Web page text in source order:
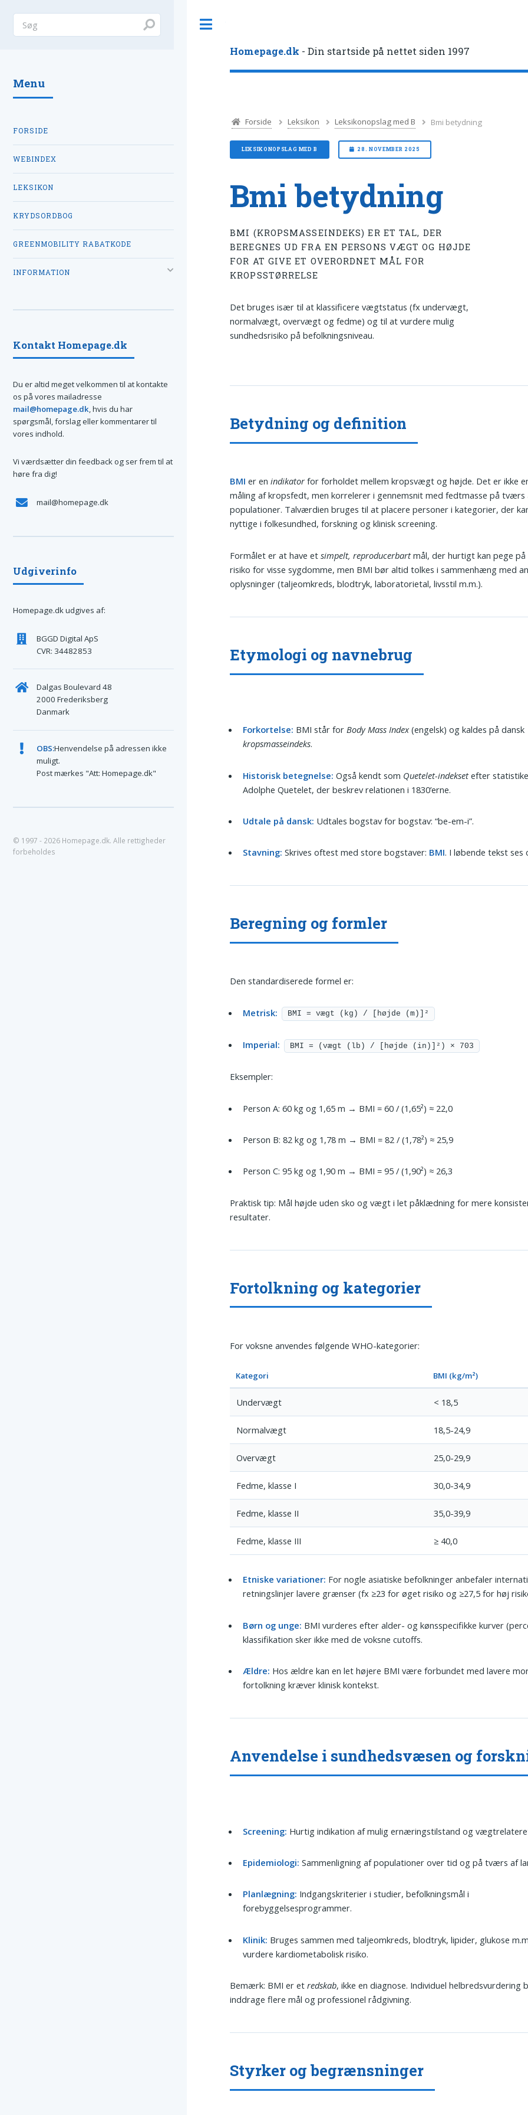
Homepage.dk - Din startside på nettet siden 1997
Forside Leksikon Leksikonopslag med B Bmi betydning
LEKSIKONOPSLAG MED B 28. NOVEMBER 2025
Bmi betydning
BMI (KROPSMASSEINDEKS) ER ET TAL, DER
BEREGNES UD FRA EN PERSONS VÆGT OG HØJDE
FOR AT GIVE ET OVERORDNET MÅL FOR
KROPSSTØRRELSE
Det bruges især til at klassificere vægtstatus (fx undervægt,
normalvægt, overvægt og fedme) og til at vurdere mulig
sundhedsrisiko på befolkningsniveau.
Betydning og definition
BMI er enindikator for forholdet mellem kropsvægt og højde. Det er ikke
måling af kropsfedt, men korrelerer i gennemsnit med fedtmasse på tværs
populationer. Talværdien bruges til at placere personer i kategorier, der
nyttige i folkesundhed, forskning og klinisk screening.
Formålet er at have etsimpelt, reproducerbartmål, der hurtigt kan pege
risiko for visse sygdomme, men BMI bør altid tolkes i sammenhæng med
oplysninger (taljeomkreds, blodtryk, laboratorietal, livsstil m.m.).
Etymologi og navnebrug
Forkortelse: BMI står forBody Mass Index (engelsk) og kaldes på dansk
kropsmasseindeks.
Historisk betegnelse: Også kendt som Quetelet-indeksetefter
Adolphe Quetelet, der beskrev relationen i 1830’erne.
Udtale på dansk: Udtales bogstav for bogstav: “be-em-i”.
Stavning: Skrives oftest med store bogstaver: BMI. I løbende tekst ses
Beregning og formler
Den standardiserede formel er:
Metrisk: BMI = vægt (kg) / [højde (m)]²
Imperial: BMI = (vægt (lb) / [højde (in)]²) × 703
Eksempler:
Person A: 60 kg og 1,65 m → BMI = 60 / (1,65²) ≈ 22,0
Person B: 82 kg og 1,78 m → BMI = 82 / (1,78²) ≈ 25,9
Person C: 95 kg og 1,90 m → BMI = 95 / (1,90²) ≈ 26,3
Praktisk tip: Mål højde uden sko og vægt i let påklædning for mere
resultater.
Fortolkning og kategorier
For voksne anvendes følgende WHO-kategorier:
Kategori BMI (kg/m²)
Undervægt < 18,5
Normalvægt 18,5-24,9
Overvægt 25,0-29,9
Fedme, klasse I 30,0-34,9
Fedme, klasse II 35,0-39,9
Fedme, klasse III ≥ 40,0
Etniske variationer: For nogle asiatiske befolkninger anbefaler
retningslinjer lavere grænser (fx ≥23 for øget risiko og ≥27,5 for høj
Børn og unge: BMI vurderes efter alder- og kønsspecifikke kurver
klassifikation sker ikke med de voksne cutoffs.
Ældre: Hos ældre kan en let højere BMI være forbundet med lavere
fortolkning kræver klinisk kontekst.
Anvendelse i sundhedsvæsen og
Screening: Hurtig indikation af mulig ernæringstilstand og
Epidemiologi: Sammenligning af populationer over tid og på tværs af
Planlægning: Indgangskriterier i studier, befolkningsmål i
forebyggelsesprogrammer.
Klinik: Bruges sammen med taljeomkreds, blodtryk, lipider, glukose
vurdere kardiometabolisk risiko.
Bemærk: BMI er etredskab, ikke en diagnose. Individuel helbredsvurdering
inddrage flere mål og professionel rådgivning.
Styrker og begrænsninger
Menu
FORSIDE
WEBINDEX
LEKSIKON
KRYDSORDBOG
GREENMOBILITY RABATKODE
INFORMATION
Kontakt Homepage.dk
Du er altid meget velkommen til at kontakte
os på vores mailadresse
mail@homepage.dk, hvis du har
spørgsmål, forslag eller kommentarer til
vores indhold.
Vi værdsætter din feedback og ser frem til at
høre fra dig!
mail@homepage.dk
Udgiverinfo
Homepage.dk udgives af:
BGGD Digital ApS
CVR: 34482853
Dalgas Boulevard 48
2000 Frederiksberg
Danmark
OBS:Henvendelse på adressen ikke
muligt.
Post mærkes "Att: Homepage.dk"
© 1997 - 2026 Homepage.dk. Alle rettigheder
forbeholdes